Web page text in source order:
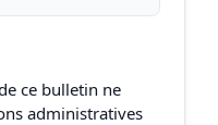
ce bulletin ne
administratives